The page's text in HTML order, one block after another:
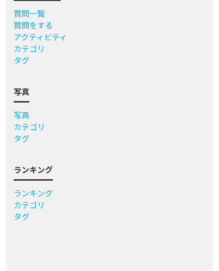
質問一覧
質問をする
アクティビティ
カテゴリ
タグ
写真
写真
カテゴリ
タグ
ランキング
ランキング
カテゴリ
タグ